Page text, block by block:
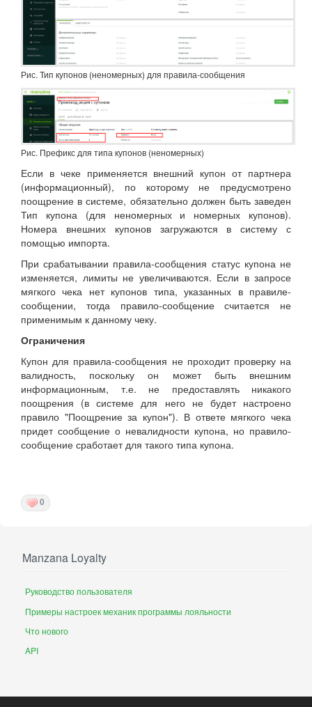
Рис. Тип купонов (неномерных) для правила-сообщения
Рис. Префикс для типа купонов (неномерных)
Если в чеке применяется внешний купон от партнера
(информационный), по которому не предусмотрено
поощрение в системе, обязательно должен быть заведен
Тип купона (для неномерных и номерных купонов).
Номера внешних купонов загружаются в систему с
помощью импорта.
При срабатывании правила-сообщения статус купона не
изменяется, лимиты не увеличиваются. Если в запросе
мягкого чека нет купонов типа, указанных в правиле-
сообщении, тогда правило-сообщение считается не
применимым к данному чеку.
Ограничения
Купон для правила-сообщения не проходит проверку на
валидность, поскольку он может быть внешним
информационным, т.е. не предоставлять никакого
поощрения (в системе для него не будет настроено
правило "Поощрение за купон"). В ответе мягкого чека
придет сообщение о невалидности купона, но правило-
сообщение сработает для такого типа купона.
0
Manzana Loyalty
Руководство пользователя
Примеры настроек механик программы лояльности
Что нового
API